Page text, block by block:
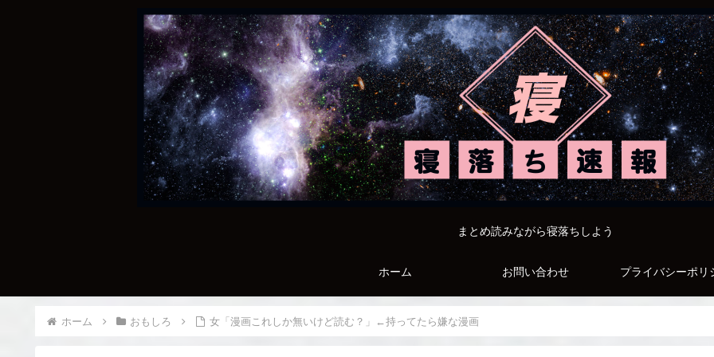
まとめ読みながら寝落ちしよう
ホーム お問い合わせ プライバシーポリ
ホーム おもしろ 女「漫画これしか無いけど読む？」←持ってたら嫌な漫画